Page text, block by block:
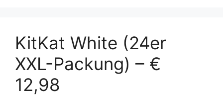
KitKat White (24er
XXL-Packung) – €
12,98